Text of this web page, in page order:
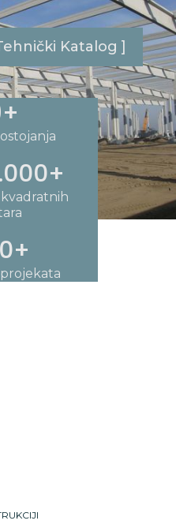
Katalog ]